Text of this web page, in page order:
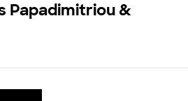
Papadimitriou &